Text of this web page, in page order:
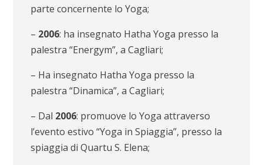
parte concernente lo Yoga;
– 2006: ha insegnato Hatha Yoga presso la
palestra “Energym”, a Cagliari;
– Ha insegnato Hatha Yoga presso la
palestra “Dinamica”, a Cagliari;
– Dal 2006: promuove lo Yoga attraverso
l’evento estivo “Yoga in Spiaggia”, presso la
spiaggia di Quartu S. Elena;